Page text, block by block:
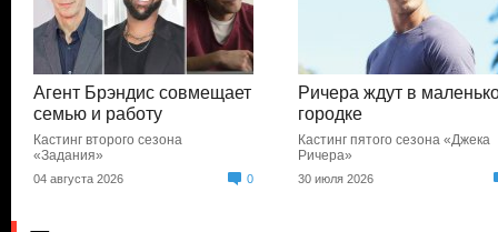
Агент Брэндис совмещает
семью и работу
Кастинг второго сезона
«Задания»
04 августа 2026 0
Ричера ждут в
городке
Кастинг пятого сезона «Джека
Ричера»
30 июля 2026